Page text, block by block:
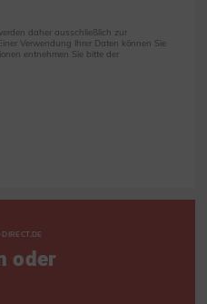
daher ausschließlich zur
Verwendung Ihrer Daten können Sie
entnehmen Sie bitte der
oder